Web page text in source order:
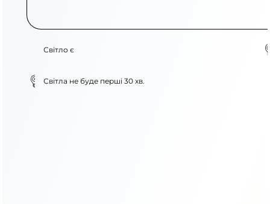
Світло є
Світла не буде перші 30 хв.